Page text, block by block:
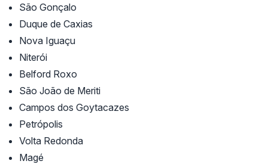
São Gonçalo
Duque de Caxias
Nova Iguaçu
Niterói
Belford Roxo
São João de Meriti
Campos dos Goytacazes
Petrópolis
Volta Redonda
Magé